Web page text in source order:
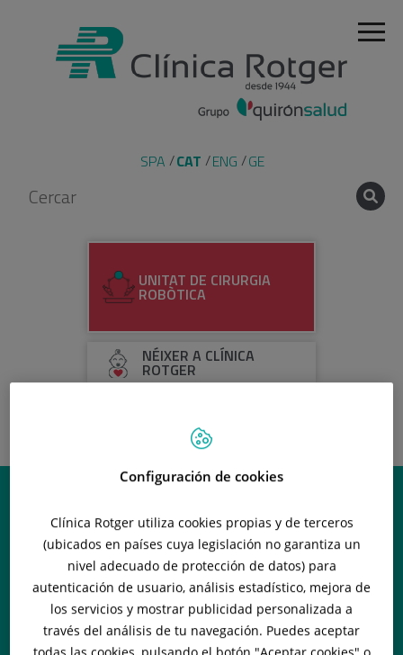
SPA CAT ENG GE
UNITAT DE CIRURGIA
ROBÒTICA
NÉIXER A CLÍNICA
ROTGER
OLABE NEUROCIRURGIA
Configuración de cookies
Clínica Rotger utiliza cookies propias y de terceros
(ubicados en países cuya legislación no garantiza un
nivel adecuado de protección de datos) para
autenticación de usuario, análisis estadístico, mejora de
los servicios y mostrar publicidad personalizada a
través del análisis de tu navegación. Puedes aceptar